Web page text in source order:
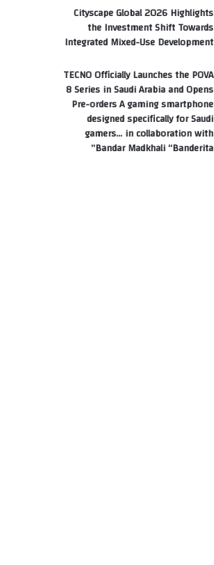
Cityscape Global 2026 Highlights
the Investment Shift Towards
Integrated Mixed-Use Development
TECNO Officially Launches the POVA
8 Series in Saudi Arabia and Opens
Pre-orders A gaming smartphone
designed specifically for Saudi
gamers… in collaboration with
Bandar Madkhali “Banderita”